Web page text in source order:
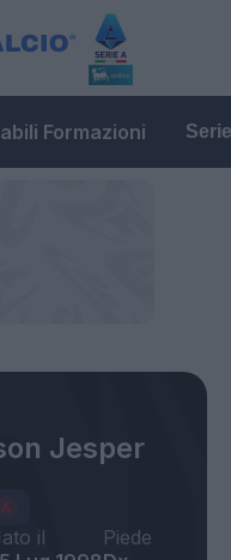
Formazioni
Jesper
il
Piede